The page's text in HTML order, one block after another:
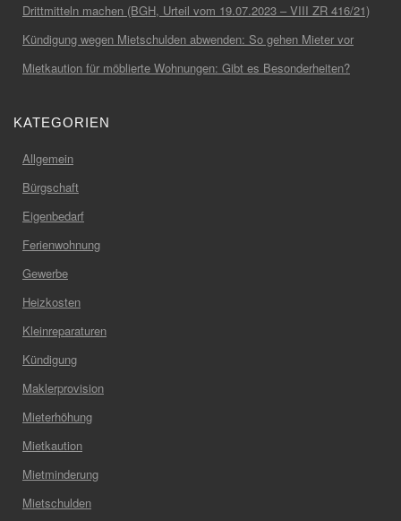
Drittmitteln machen (BGH, Urteil vom 19.07.2023 – VIII ZR 416/21)
Kündigung wegen Mietschulden abwenden: So gehen Mieter vor
Mietkaution für möblierte Wohnungen: Gibt es Besonderheiten?
KATEGORIEN
Allgemein
Bürgschaft
Eigenbedarf
Ferienwohnung
Gewerbe
Heizkosten
Kleinreparaturen
Kündigung
Maklerprovision
Mieterhöhung
Mietkaution
Mietminderung
Mietschulden